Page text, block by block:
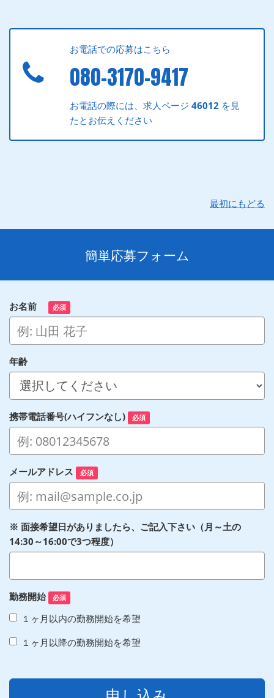
お電話での応募はこちら
080-3170-9417
お電話の際には、求人ページ46012 を見
たとお伝えください
最初にもどる
簡単応募フォーム
お名前 必須
年齢
携帯電話番号(ハイフンなし) 必須
メールアドレス 必須
※ 面接希望日がありましたら、ご記入下さい（月～土の
14:30～16:00で3つ程度）
勤務開始 必須
１ヶ月以内の勤務開始を希望
１ヶ月以降の勤務開始を希望